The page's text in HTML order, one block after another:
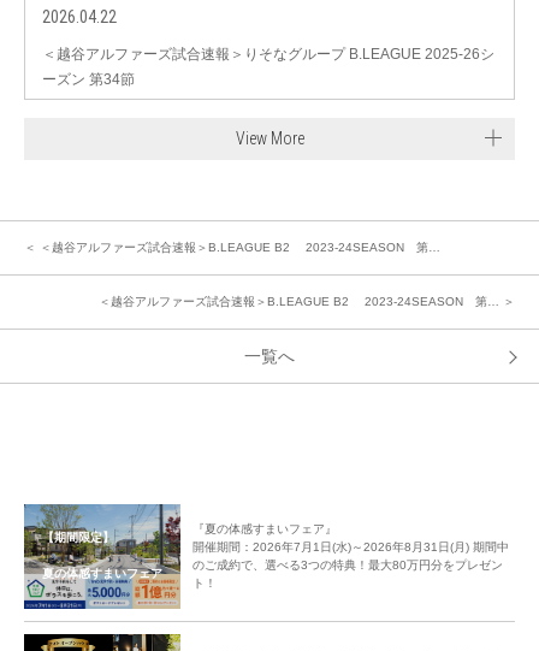
2026.04.22
＜越谷アルファーズ試合速報＞りそなグループ B.LEAGUE 2025-26シ
ーズン 第34節
View More
＜ ＜越谷アルファーズ試合速報＞B.LEAGUE B2 2023-24SEASON 第…
＜越谷アルファーズ試合速報＞B.LEAGUE B2 2023-24SEASON 第… ＞
一覧へ
【期間限定】
夏の体感すまいフェア
『夏の体感すまいフェア』
開催期間：2026年7月1日(水)～2026年8月31日(月) 期間中
のご成約で、選べる3つの特典！最大80万円分をプレゼン
ト！